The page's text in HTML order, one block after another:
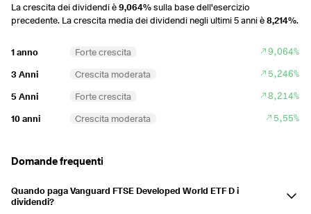
Pagato
18.09.2025 01.10.2025
0,28%
2024
1,56%
Pagato
12.12.2024
0,33%
Pagato
Pagato
14.03.2024 27.03.2024
Domande frequenti
Quando paga Vanguard FTSE Developed World ETF D i
dividendi?
La crescita dei dividendi è9,064%sulla base dell'esercizio
precedente. La crescita media dei dividendi negli ultimi 5 anni è8,214%.
1 anno Forte crescita 9,064%
3 Anni Crescita moderata 5,246%
5 Anni Forte crescita 8,214%
10 anni Crescita moderata 5,55%